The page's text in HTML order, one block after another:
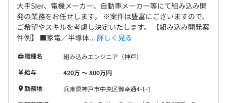
大手SIer、電機メーカー、自動車メーカー等にて組み込み開
発の業務をお任せします。 ※案件は豊富にございますので、
ご希望やスキルを考慮し決定いたします。 【組み込み開発案
件例】 ■家電／半導体... 詳しく見る
職種名
組み込みエンジニア（神戸）
給与
420万 〜 800万円
勤務地
兵庫県神戸市中央区御幸通4-1-1